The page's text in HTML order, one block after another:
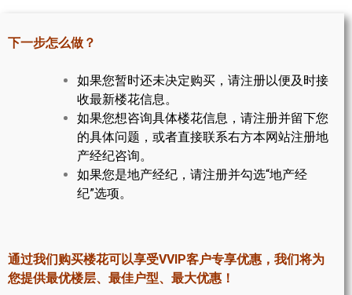
楼花地图
楼花转让专区
多伦多市中心楼花项目
怡陶碧谷社区介绍
北约克楼花项目
世嘉堡楼花项目
下一步怎么做？
如果您暂时还未决定购买，请注册以便及时接
收最新楼花信息。
如果您想咨询具体楼花信息，请注册并留下您
的具体问题，或者直接联系右方本网站注册地
产经纪咨询。
如果您是地产经纪，请注册并勾选“地产经
纪”选项。
通过我们购买楼花可以享受VVIP客户专享优惠，我们将为
您提供最优楼层、最佳户型、最大优惠！